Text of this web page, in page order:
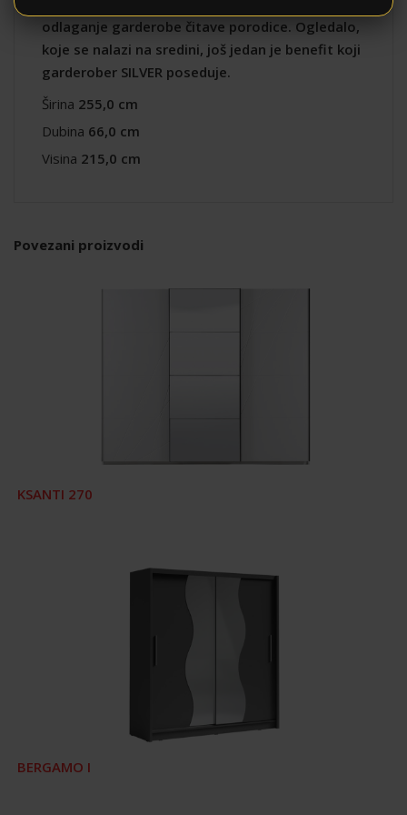
odlaganje garderobe čitave porodice. Ogledalo,
koje se nalazi na sredini, još jedan je benefit koji
garderober SILVER poseduje.
Širina 255,0 cm
Dubina 66,0 cm
Visina 215,0 cm
Povezani proizvodi
KSANTI 270
BERGAMO I